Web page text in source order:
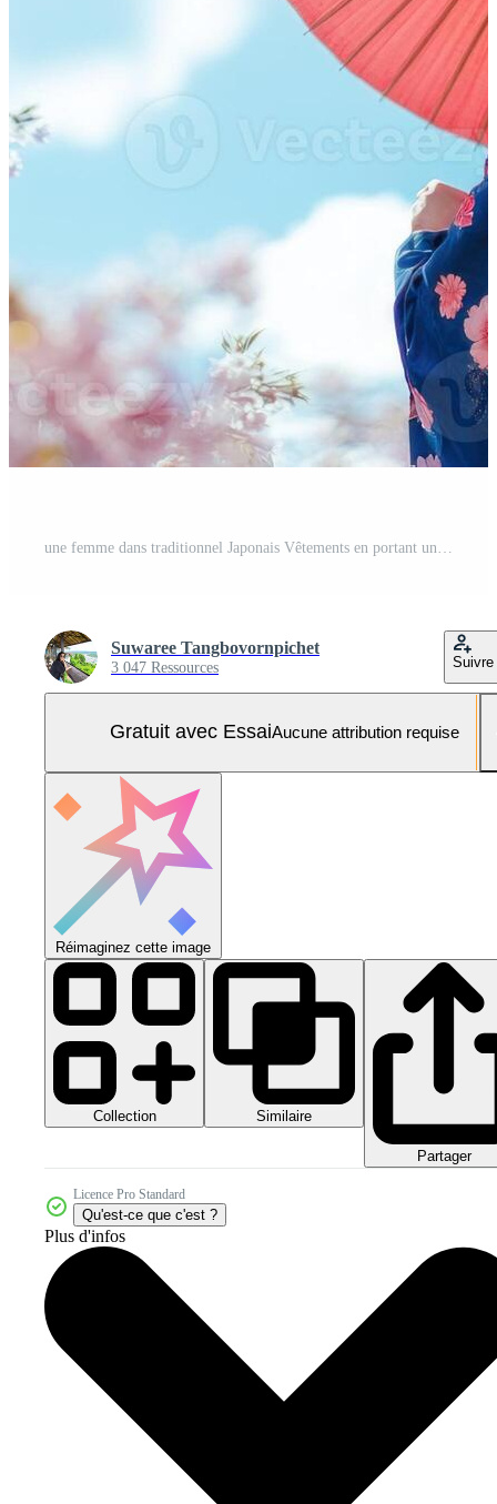
Suwaree Tangbovornpichet
3 047 Ressources Suivre
Gratuit avec EssaiAucune attribution requise
Réimaginez cette image
Collection Similaire
Partager
Licence Pro Standard
Qu'est-ce que c'est ?
Plus d'infos